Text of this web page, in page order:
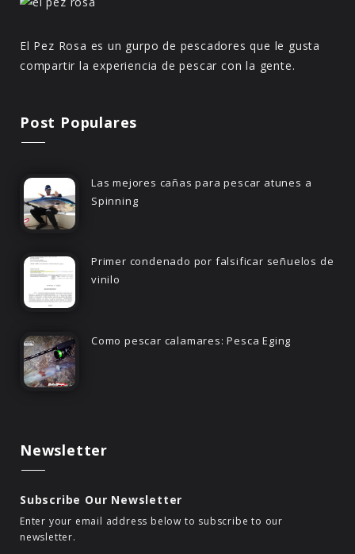
El Pez Rosa es un gurpo de pescadores que le gusta
compartir la experiencia de pescar con la gente.
Post Populares
Las mejores cañas para pescar atunes a
Spinning
Primer condenado por falsificar señuelos de
vinilo
Como pescar calamares: Pesca Eging
Newsletter
Subscribe Our Newsletter
Enter your email address below to subscribe to our
newsletter.